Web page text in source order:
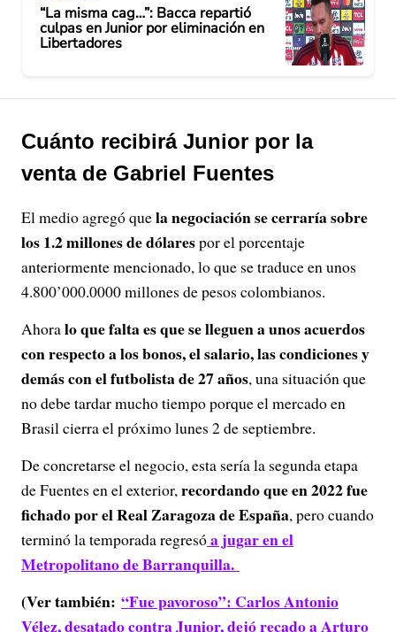
“La misma cag…”: Bacca repartió
culpas en Junior por eliminación en
Libertadores
Cuánto recibirá Junior por la
venta de Gabriel Fuentes
El medio agregó quela negociación se cerraría sobre
los 1.2 millones de dólarespor el porcentaje
anteriormente mencionado, lo que se traduce en unos
4.800’000.0000 millones de pesos colombianos.
Ahoralo que falta es que se lleguen a unos acuerdos
con respecto a los bonos, el salario, las condiciones y
demás con el futbolista de 27 años, una situación que
no debe tardar mucho tiempo porque el mercado en
Brasil cierra el próximo lunes 2 de septiembre.
De concretarse el negocio, esta sería la segunda etapa
de Fuentes en el exterior,recordando que en 2022 fue
fichado por el Real Zaragoza de España, pero cuando
terminó la temporada regresóa jugar en el
Metropolitano de Barranquilla.
(Ver también: “Fue pavoroso”: Carlos Antonio
Vélez, desatado contra Junior, dejó recado a Arturo